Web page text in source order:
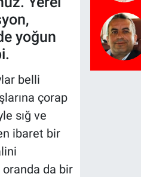
yoğun
belli
çorap
sığ ve
ibaret bir
da bir